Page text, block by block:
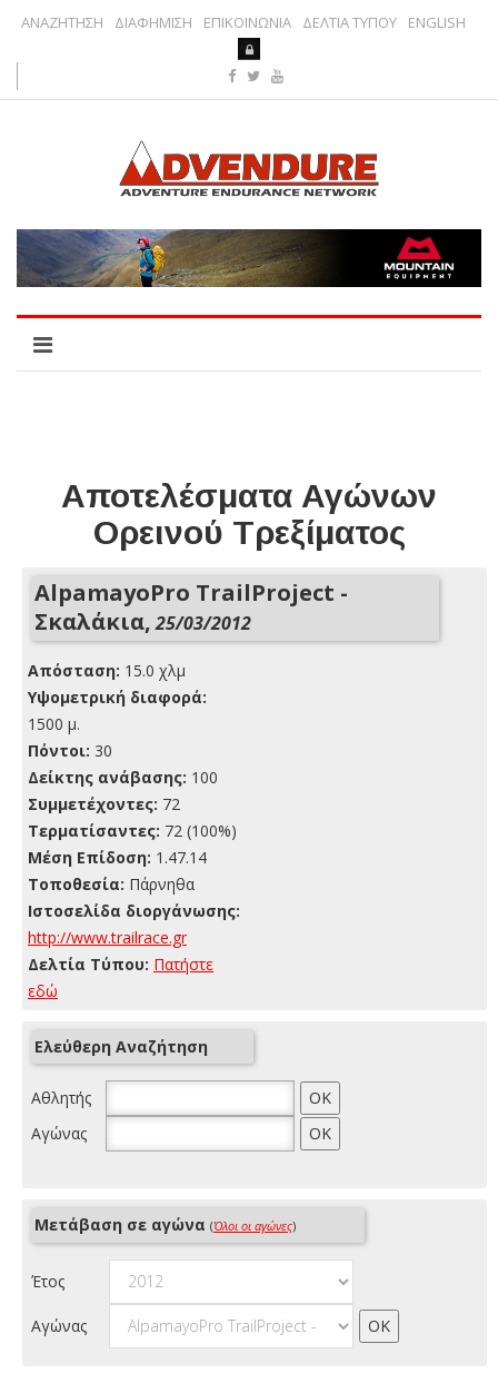
ΑΝΑΖΗΤΗΣΗ ΔΙΑΦΗΜΙΣΗ ΕΠΙΚΟΙΝΩΝΙΑ ΔΕΛΤΙΑ ΤΥΠΟΥ ENGLISH
Αποτελέσματα Αγώνων
Ορεινού Τρεξίματος
AlpamayoPro TrailProject -
Σκαλάκια,25/03/2012
Απόσταση: 15.0 χλμ
Yψομετρική διαφορά:
1500 μ.
Πόντοι: 30
Δείκτης ανάβασης: 100
Συμμετέχοντες: 72
Τερματίσαντες: 72 (100%)
Μέση Επίδοση: 1.47.14
Τοποθεσία: Πάρνηθα
Ιστοσελίδα διοργάνωσης:
http://www.trailrace.gr
Δελτία Τύπου: Πατήστε
εδώ
Ελεύθερη Αναζήτηση
Αθλητής
Αγώνας
Μετάβαση σε αγώνα (Όλοι οι αγώνες)
Έτος
Αγώνας